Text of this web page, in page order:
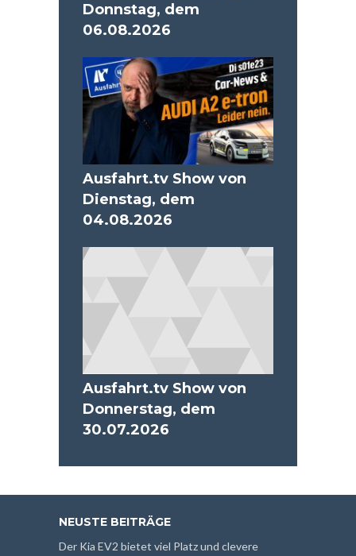
Donnstag, dem
06.08.2026
Ausfahrt.tv Show von
Dienstag, dem
04.08.2026
Ausfahrt.tv Show von
Donnerstag, dem
30.07.2026
NEUSTE BEITRÄGE
Der Kia EV2 bietet viel Platz und clevere